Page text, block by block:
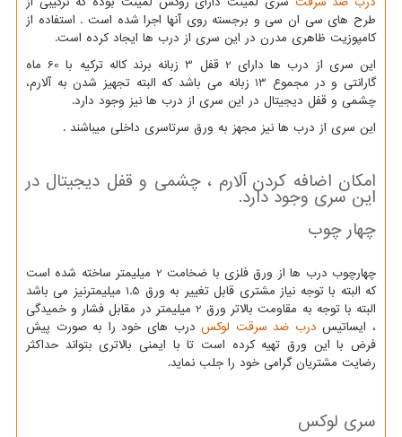
طرح های سی ان سی و برجسته روی آنها اجرا شده است . استفاده از
کامپوزیت ظاهری مدرن در این سری از درب ها ایجاد کرده است.
این سری از درب ها دارای 2 قفل 3 زبانه برند کاله ترکیه با 60 ماه
گارانتی و در مجموع 13 زبانه می باشد که البته تجهیز شدن به آلارم،
چشمی و قفل دیجیتال در این سری از درب ها نیز وجود دارد.
این سری از درب ها نیز مجهز به ورق سرتاسری داخلی میباشند .
امکان اضافه کردن آلارم ، چشمی و قفل دیجیتال در
این سری وجود دارد.
چهار چوب
چهارچوب درب ها از ورق فلزی با ضخامت 2 میلیمتر ساخته شده است
که البته با توجه نیاز مشتری قابل تغییر به ورق 1.5 میلیمترنیز می باشد
البته با توجه به مقاومت بالاتر ورق 2 میلیمتر در مقابل فشار و خمیدگی
، ایساتیس درب ضد سرقت لوکسدرب های خود را به صورت پیش
فرض با این ورق تهیه کرده است تا با ایمنی بالاتری بتواند حداکثر
رضایت مشتریان گرامی خود را جلب نماید.
سری لوکس